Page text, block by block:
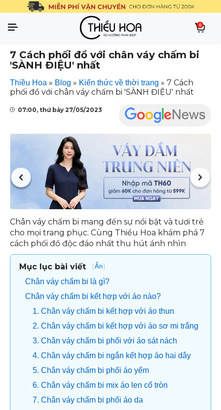
0
7 Cách phối đồ với chân váy chấm bi
'SÀNH ĐIỆU' nhất
Thiều Hoa » Blog » Kiến thức về thời trang » 7 Cách
phối đồ với chân váy chấm bi 'SÀNH ĐIỆU' nhất
07:00, thứ bảy 27/05/2023
Chân váy chấm bi mang đến sự nổi bật và tươi trẻ
cho mọi trang phục. Cùng Thiều Hoa khám phá 7
cách phối đồ độc đáo nhất thu hút ánh nhìn
Mục lục bài viết [Ẩn]
Chân váy chấm bi là gì?
Chân váy chấm bi kết hợp với áo nào?
1. Chân váy chấm bi kết hợp với áo thun
2. Chân váy chấm bi kết hợp với áo sơ mi trắng
3. Chân váy chấm bi phối với áo sát nách
4. Chân váy chấm bi ngắn kết hợp áo hai dây
5. Chân váy chấm bi phối áo yếm
6. Chân váy chấm bi mix áo len cổ tròn
7. Chân váy chấm bi phối áo da